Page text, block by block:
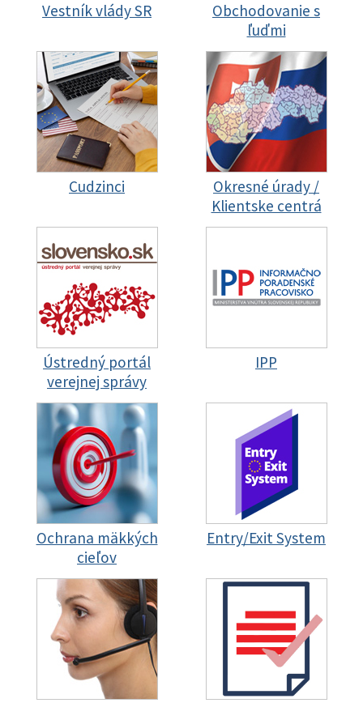
Vestník vlády SR
Obchodovanie s
ľuďmi
Cudzinci
Okresné úrady /
Klientske centrá
Ústredný portál
verejnej správy
IPP
Ochrana mäkkých
cieľov
Entry/Exit System